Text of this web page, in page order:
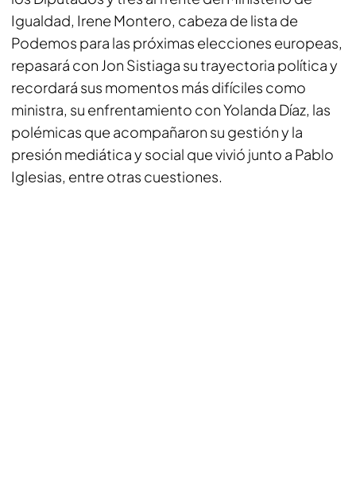
Igualdad, Irene Montero, cabeza de lista de
Podemos para las próximas elecciones europeas,
repasará con Jon Sistiaga su trayectoria política y
recordará sus momentos más difíciles como
ministra, su enfrentamiento con Yolanda Díaz, las
polémicas que acompañaron su gestión y la
presión mediática y social que vivió junto a Pablo
Iglesias, entre otras cuestiones.